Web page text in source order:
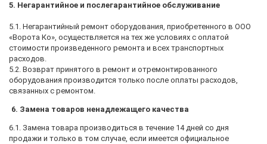
5. Негарантийное и послегарантийное обслуживание
5.1. Негарантийный ремонт оборудования, приобретенного в ООО
«Ворота Ко», осуществляется на тех же условиях с оплатой
стоимости произведенного ремонта и всех транспортных
расходов.
5.2. Возврат принятого в ремонт и отремонтированного
оборудования производится только после оплаты расходов,
связанных с ремонтом.
6. Замена товаров ненадлежащего качества
6.1. Замена товара производиться в течение 14 дней со дня
продажи и только в том случае, если имеется официальное